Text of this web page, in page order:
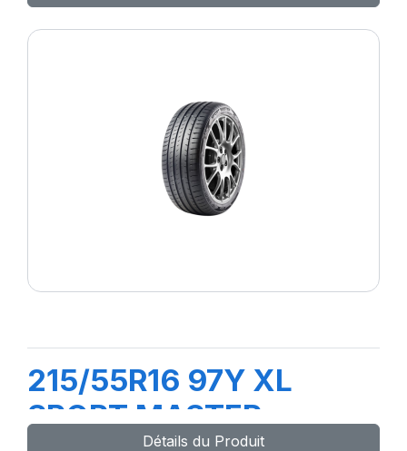
215/55R16 97Y XL
SPORT MASTER
Détails du Produit